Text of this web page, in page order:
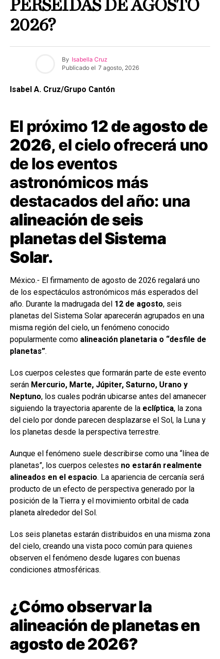
PERSEIDAS DE AGOSTO
2026?
By Isabella Cruz
Publicado el 7 agosto, 2026
Isabel A. Cruz/Grupo Cantón
El próximo 12 de agosto de
2026, el cielo ofrecerá uno
de los eventos
astronómicos más
destacados del año: una
alineación de seis
planetas del Sistema
Solar.
México.- El firmamento de agosto de 2026 regalará uno
de los espectáculos astronómicos más esperados del
año. Durante la madrugada del 12 de agosto, seis
planetas del Sistema Solar aparecerán agrupados en una
misma región del cielo, un fenómeno conocido
popularmente como alineación planetaria o “desfile de
planetas”.
Los cuerpos celestes que formarán parte de este evento
serán Mercurio, Marte, Júpiter, Saturno, Urano y
Neptuno, los cuales podrán ubicarse antes del amanecer
siguiendo la trayectoria aparente de la eclíptica, la zona
del cielo por donde parecen desplazarse el Sol, la Luna y
los planetas desde la perspectiva terrestre.
Aunque el fenómeno suele describirse como una “línea de
planetas”, los cuerpos celestes no estarán realmente
alineados en el espacio. La apariencia de cercanía será
producto de un efecto de perspectiva generado por la
posición de la Tierra y el movimiento orbital de cada
planeta alrededor del Sol.
Los seis planetas estarán distribuidos en una misma zona
del cielo, creando una vista poco común para quienes
observen el fenómeno desde lugares con buenas
condiciones atmosféricas.
¿Cómo observar la
alineación de planetas en
agosto de 2026?